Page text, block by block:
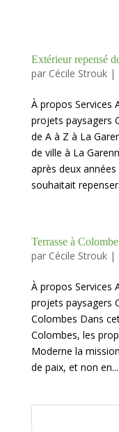
Extérieur repensé
par Cécile Strouk|
À propos Services
projets paysagers
de A à Z à La
de ville à La
après deux
souhaitait
Terrasse à
par Cécile Strouk|
À propos Services
projets paysagers
Colombes Dans
Colombes, les
Moderne la
de paix, et non en...